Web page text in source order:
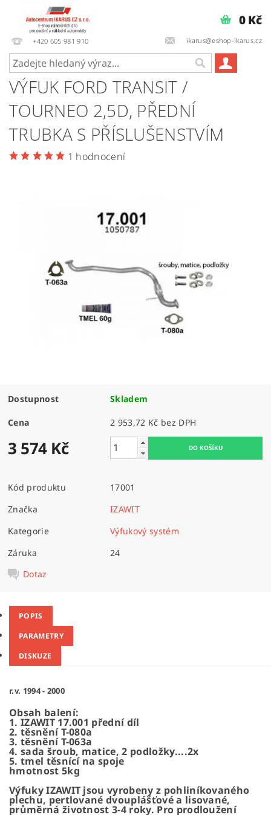
+420 605 981 910 ikarus@eshop-ikarus.cz
0 Kč
VÝFUK FORD TRANSIT /
TOURNEO 2,5D, PŘEDNÍ
TRUBKA S PŘÍSLUŠENSTVÍM
1 hodnocení
Dostupnost Skladem
Cena 2 953,72 Kč bez DPH
3 574 Kč
Kód produktu
17001
Značka
IZAWIT
Kategorie
Výfukový systém
Záruka
24
Dotaz
POPIS
PARAMETRY
DISKUZE
r.v. 1994 - 2000
Obsah balení:
1. IZAWIT 17.001 přední díl
2. těsnění T-080a
3. těsnění T-063a
4. sada šroub, matice, 2 podložky....2x
5. tmel těsnící na spoje
hmotnost 5kg
Výfuky IZAWIT jsou vyrobeny z pohliníkovaného
plechu, pertlované dvouplášťové a lisované,
průměrná životnost 3-4 roky. Pro prodloužení